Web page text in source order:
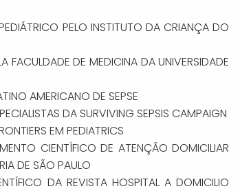
PELO INSTITUTO DA CRIANÇA DO
FACULDADE DE MEDICINA DA UNIVERSIDADE
AMERICANO DE SEPSE
DA SURVIVING SEPSIS CAMPAIGN
EM PEDIATRICS
CIENTÍFICO DE ATENÇÃO DOMICILIAR
DE SÃO PAULO
DA REVISTA HOSPITAL A DOMICILIO